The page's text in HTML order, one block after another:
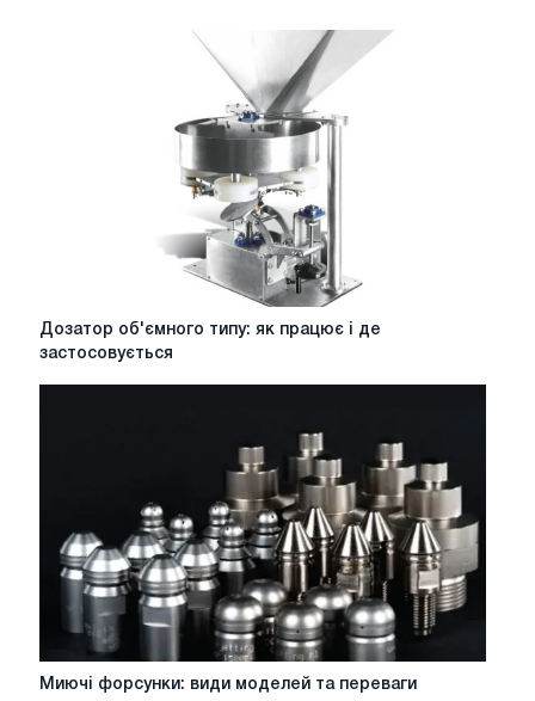
Дозатор
Дозатор об'ємного типу: як працює і де
застосовується
Миючі
Миючі форсунки: види моделей та переваги